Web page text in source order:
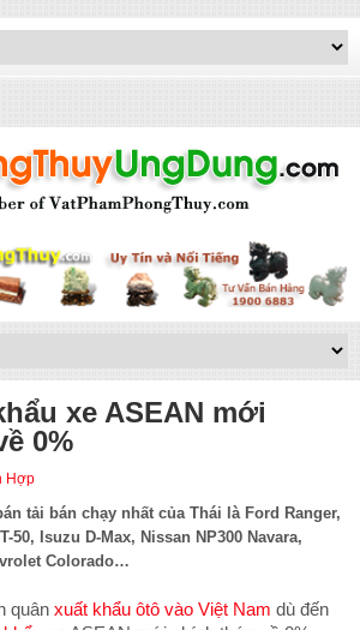
xe ASEAN mới
0%
Hợp
tải bán chạy nhất của Thái là Ford Ranger,
50, Isuzu D-Max, Nissan NP300 Navara,
Colorado…
quân xuất khẩu ôtô vào Việt Nam dù đến